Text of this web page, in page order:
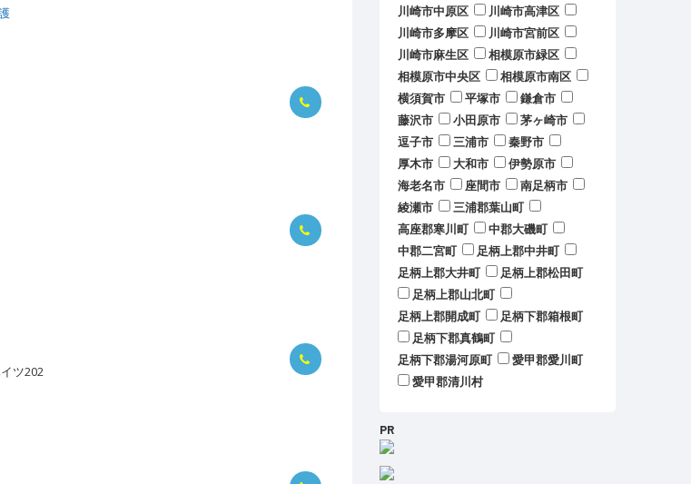
ツ202
川崎市中原区
川崎市高津区
川崎市多摩区
川崎市宮前区
川崎市麻生区
相模原市緑区
相模原市中央区
相模原市南区
横須賀市
平塚市
鎌倉市
藤沢市
小田原市
茅ヶ崎市
逗子市
三浦市
秦野市
厚木市
大和市
伊勢原市
海老名市
座間市
南足柄市
綾瀬市
三浦郡葉山町
高座郡寒川町
中郡大磯町
中郡二宮町
足柄上郡中井町
足柄上郡大井町
足柄上郡松田町
足柄上郡山北町
足柄上郡開成町
足柄下郡箱根町
足柄下郡真鶴町
足柄下郡湯河原町
愛甲郡愛川町
愛甲郡清川村
PR